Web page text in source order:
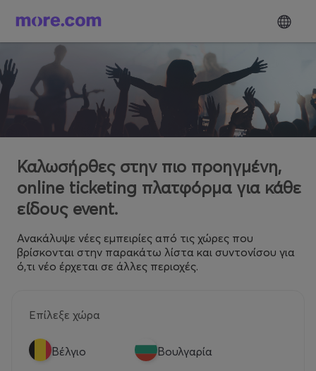
Καλωσήρθες στην πιο προηγμένη,
online ticketing πλατφόρμα για κάθε
είδους event.
Ανακάλυψε νέες εμπειρίες από τις χώρες που
βρίσκονται στην παρακάτω λίστα και συντονίσου για
ό,τι νέο έρχεται σε άλλες περιοχές.
Επίλεξε χώρα
Βέλγιο Βουλγαρία